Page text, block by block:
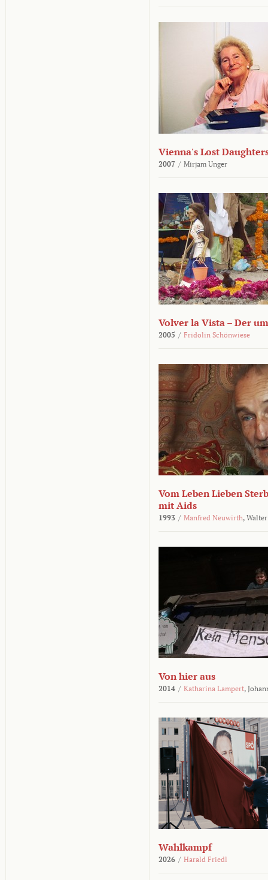
Vienna's Lost
2007 / Mirjam Unger
Volver la Vista – Der
2005 / Fridolin Schönwiese
Vom Leben Lieben
mit Aids
1993 / Manfred Neuwirth,
Von hier aus
2014 / Katharina Lampert,
Wahlkampf
2026 / Harald Friedl